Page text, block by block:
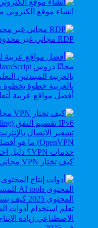
انشاء موقع الكتروني
RDP مجاني غير محدود 2022 بسهولة و بخطوة واحدة فقط حصريا.
أفضل مواقع عربية
كيف تختار VPN مجاني أو مدفوع لحماية خصوصيتك؟ مقارنة بين الخدمات المجانية والمدفوعة